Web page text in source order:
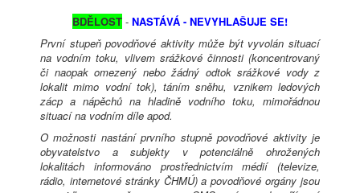
BDĚLOST - NASTÁVÁ - NEVYHLAŠUJE SE!
První stupeň povodňové aktivity může být vyvolán situací
na vodním toku, vlivem srážkové činnosti (koncentrovaný
či naopak omezený nebo žádný odtok srážkové vody z
lokalit mimo vodní tok), táním sněhu, vznikem ledových
zácp a nápěchů na hladině vodního toku, mimořádnou
situací na vodním díle apod.
O možnosti nastání prvního stupně povodňové aktivity je
obyvatelstvo a subjekty v potenciálně ohrožených
lokalitách informováno prostřednictvím médií (televize,
rádio, internetové stránky ČHMÚ) a povodňové orgány jsou